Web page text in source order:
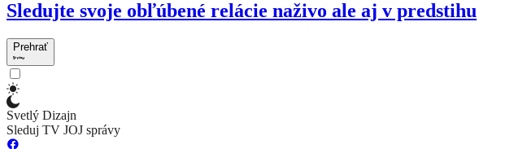
Sledujte svoje obľúbené relácie naživo ale aj v predstihu
Prehrať
Svetlý Dizajn
Sleduj TV JOJ správy